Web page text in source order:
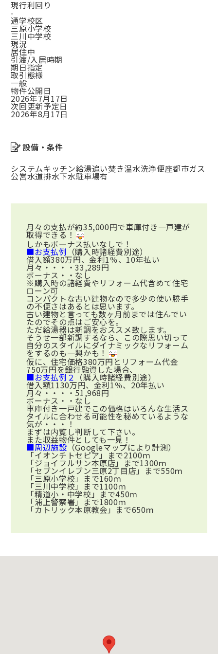
現行利回り
-
通学校区
三原小学校
三川中学校
現況
居住中
引渡/入居時期
期日指定
取引態様
一般
物件公開日
2026年7月17日
次回更新予定日
2026年8月17日
設備・条件
システムキッチン給湯追い焚き温水洗浄便座都市ガス
公営水道排水下水駐車場有
月々の支払が約35,000円で車庫付き一戸建が
取得できる！
しかもボーナス払いなしで！
■お支払例 （購入時諸経費別途）
借入額380万円、金利1％、10年払い
月々・・・・33,289円
ボーナス・・なし
※購入時の諸経費やリフォーム代含めて住宅
ローン可
コンパクトな古い建物なので多少の使い勝手
の不便さはあるとは思います。
古い建物と言っても数ヶ月前までは住んでい
たのでその点はご安心を。
ただ給湯器は新調をおススメ致します。
そうせ一部新調するなら、この際思い切って
自分のスタイルにダイナミックなリフォーム
をするのも一興かも！
仮に、住宅価格380万円とリフォーム代金
750万円を銀行融資した場合、
■お支払例２（購入時諸経費別途）
借入額1130万円、金利1％、20年払い
月々・・・・51,968円
ボーナス・・なし
車庫付き一戸建でこの価格はいろんな生活ス
タイルに合わせる可能性を秘めているような
気が・・・！
まずは内覧し判断して下さい。
また収益物件としても一見！
■周辺施設（Googleマップにより計測）
「イオンチトセピア」まで2100ｍ
「ジョイフルサン本原店」まで1300ｍ
「セブンイレブン三原2丁目店」まで550ｍ
「三原小学校」まで160ｍ
「三川中学校」まで1100ｍ
「精道小・中学校」まで450ｍ
「浦上警察署」まで1800ｍ
「カトリック本原教会」まで650ｍ